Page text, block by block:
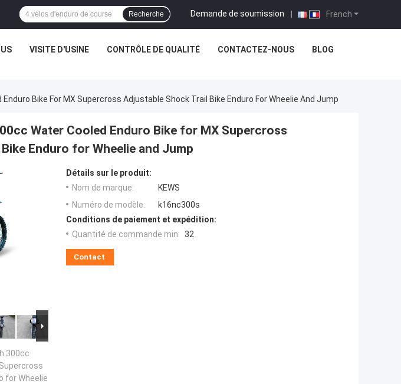
French
Demande de soumission |
Recherche
VISITE D'USINE CONTRÔLE DE QUALITÉ CONTACTEZ-NOUS BLOG
Bike For MX Supercross Adjustable Shock Trail Bike Enduro For Wheelie And Jump
Water Cooled Enduro Bike for MX Supercross
Enduro for Wheelie and Jump
300cc
for Wheelie
Détails sur le produit:
Nom de marque:
KEWS
Numéro de modèle:
k16nc300s
Conditions de paiement et expédition:
Quantité de commande min: 32
Contact